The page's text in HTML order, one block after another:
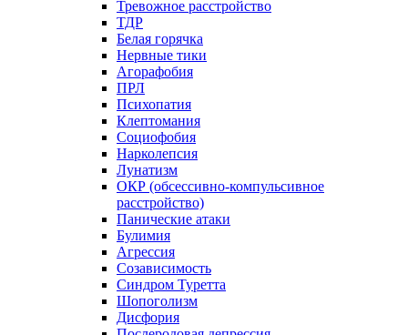
Тревожное расстройство
ТДР
Белая горячка
Нервные тики
Агорафобия
ПРЛ
Психопатия
Клептомания
Социофобия
Нарколепсия
Лунатизм
ОКР (обсессивно-компульсивное
расстройство)
Панические атаки
Булимия
Агрессия
Созависимость
Синдром Туретта
Шопоголизм
Дисфория